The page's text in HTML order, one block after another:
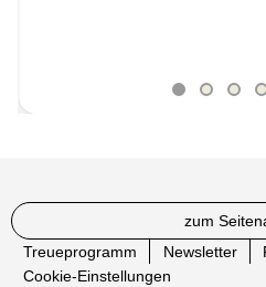
zum
Treueprogramm
Newsletter
Cookie-Einstellungen